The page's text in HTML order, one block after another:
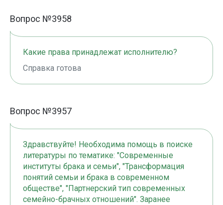
Вопрос №3958
Какие права принадлежат исполнителю?
Справка готова
Вопрос №3957
Здравствуйте! Необходима помощь в поиске
литературы по тематике: "Современные
институты брака и семьи", "Трансформация
понятий семьи и брака в современном
обществе", "Партнерский тип современных
семейно-брачных отношений". Заранее